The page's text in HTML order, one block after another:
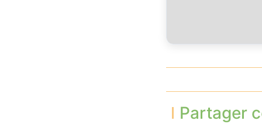
Partager